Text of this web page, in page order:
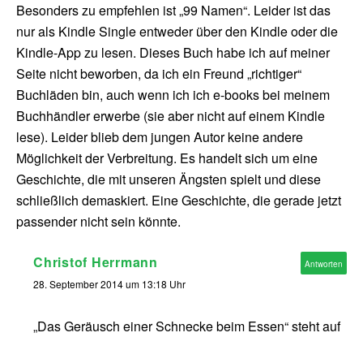
Besonders zu empfehlen ist „99 Namen“. Leider ist das
nur als Kindle Single entweder über den Kindle oder die
Kindle-App zu lesen. Dieses Buch habe ich auf meiner
Seite nicht beworben, da ich ein Freund „richtiger“
Buchläden bin, auch wenn ich ich e-books bei meinem
Buchhändler erwerbe (sie aber nicht auf einem Kindle
lese). Leider blieb dem jungen Autor keine andere
Möglichkeit der Verbreitung. Es handelt sich um eine
Geschichte, die mit unseren Ängsten spielt und diese
schließlich demaskiert. Eine Geschichte, die gerade jetzt
passender nicht sein könnte.
Christof Herrmann
28. September 2014 um 13:18 Uhr
„Das Geräusch einer Schnecke beim Essen“ steht auf
Antworten